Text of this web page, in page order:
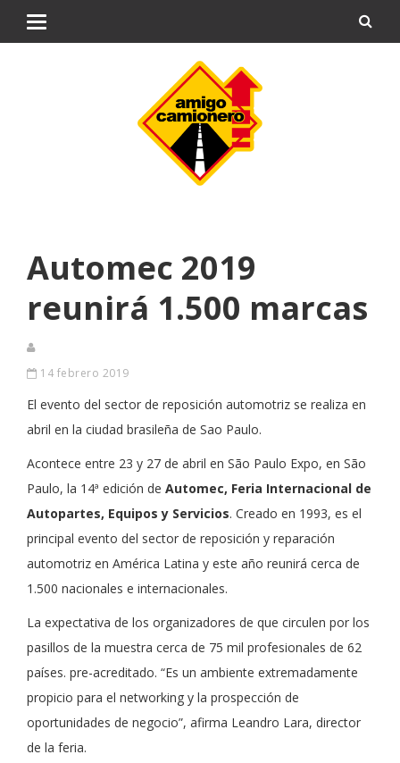
Automec 2019
reunirá 1.500 marcas
14 febrero 2019
El evento del sector de reposición automotriz se realiza en
abril en la ciudad brasileña de Sao Paulo.
Acontece entre 23 y 27 de abril en São Paulo Expo, en São
Paulo, la 14ª edición de Automec, Feria Internacional de
Autopartes, Equipos y Servicios. Creado en 1993, es el
principal evento del sector de reposición y reparación
automotriz en América Latina y este año reunirá cerca de
1.500 nacionales e internacionales.
La expectativa de los organizadores de que circulen por los
pasillos de la muestra cerca de 75 mil profesionales de 62
países. pre-acreditado. “Es un ambiente extremadamente
propicio para el networking y la prospección de
oportunidades de negocio”, afirma Leandro Lara, director
de la feria.